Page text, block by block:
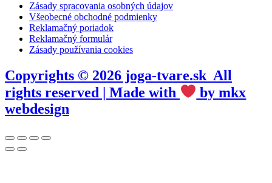
Zásady spracovania osobných údajov
Všeobecné obchodné podmienky
Reklamačný poriadok
Reklamačný formulár
Zásady používania cookies
Copyrights © 2026 joga-tvare.sk All
rights reserved | Made with
by mkx
webdesign